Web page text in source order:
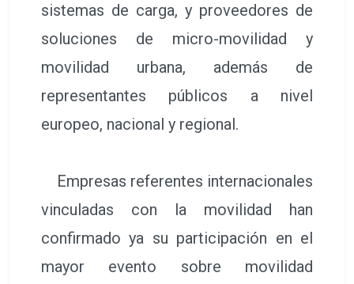
sistemas de carga, y proveedores de
soluciones de micro-movilidad y
movilidad urbana, además de
representantes públicos a nivel
europeo, nacional y regional.
Empresas referentes internacionales
vinculadas con la movilidad han
confirmado ya su participación en el
mayor evento sobre movilidad